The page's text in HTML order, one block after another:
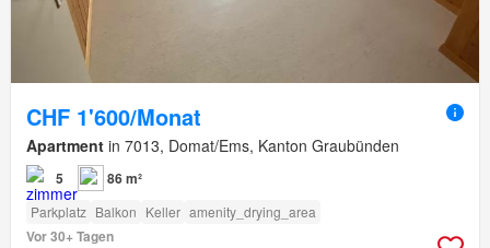
CHF 1'600/Monat
Apartment in 7013, Domat/Ems, Kanton Graubünden
5 86 m²
Parkplatz Balkon Keller amenity_drying_area
Vor 30+ Tagen